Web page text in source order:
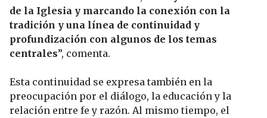
de la Iglesia y marcando la conexión con la
tradición y una línea de continuidad y
profundización con algunos de los temas
centrales”, comenta.
Esta continuidad se expresa también en la
preocupación por el diálogo, la educación y la
relación entre fe y razón. Al mismo tiempo, el